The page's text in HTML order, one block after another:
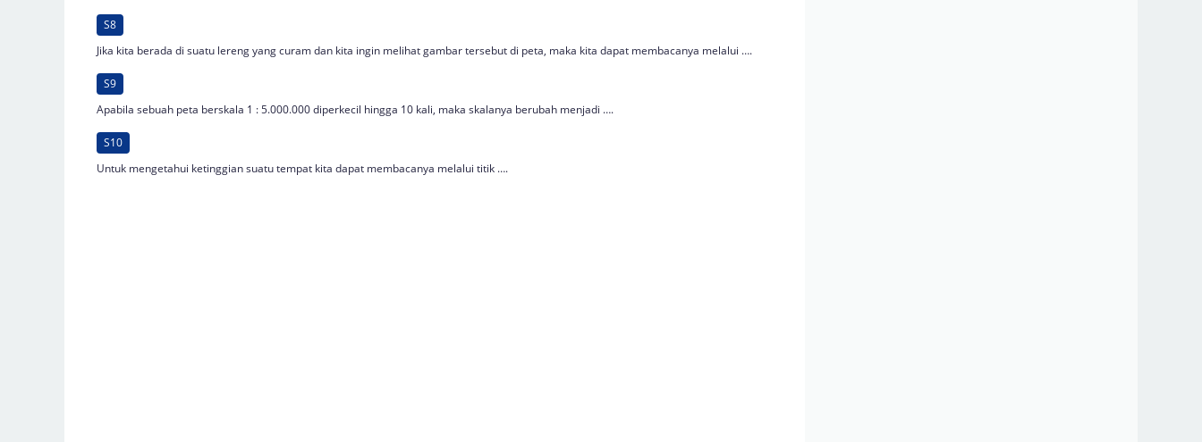
S8
Jika kita berada di suatu lereng yang curam dan kita ingin melihat gambar tersebut di peta, maka kita dapat membacanya melalui ….
S9
Apabila sebuah peta berskala 1 : 5.000.000 diperkecil hingga 10 kali, maka skalanya berubah menjadi ….
S10
Untuk mengetahui ketinggian suatu tempat kita dapat membacanya melalui titik ….